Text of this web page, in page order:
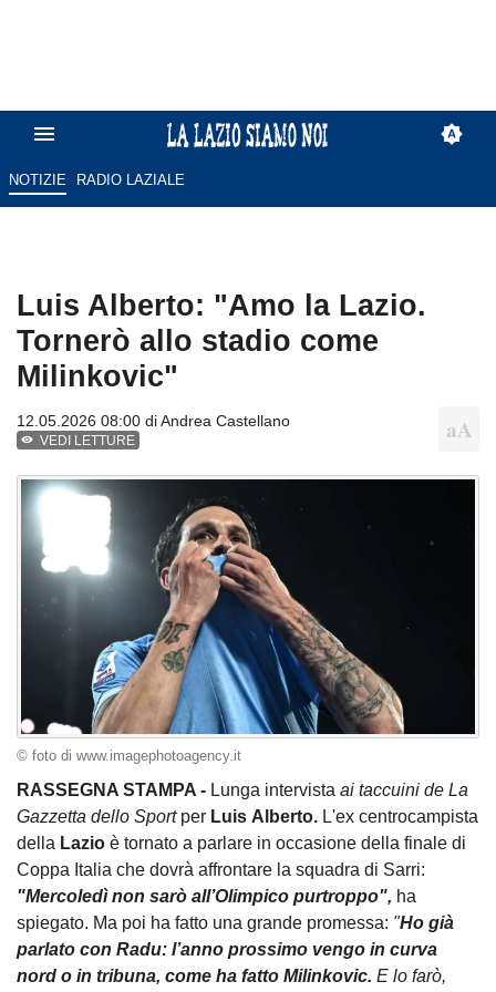
NOTIZIE RADIO LAZIALE
Luis Alberto: "Amo la Lazio.
Tornerò allo stadio come
Milinkovic"
12.05.2026 08:00 diAndrea Castellano
VEDI LETTURE
© foto di www.imagephotoagency.it
RASSEGNA STAMPA - Lunga intervista ai taccuini de La
Gazzetta dello Sportper Luis Alberto. L'ex centrocampista
della Lazio è tornato a parlare in occasione della finale di
Coppa Italia che dovrà affrontare la squadra di Sarri:
"Mercoledì non sarò all’Olimpico purtroppo", ha
spiegato. Ma poi ha fatto una grande promessa: "Ho già
parlato con Radu: l’anno prossimo vengo in curva
nord o in tribuna, come ha fatto Milinkovic. E lo farò,